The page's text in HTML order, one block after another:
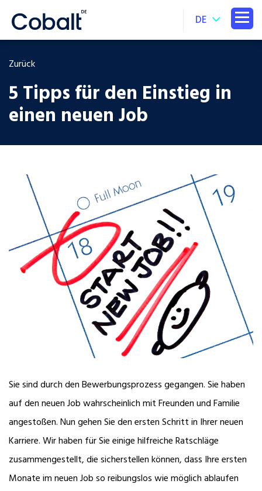
DE
Zurück
5 Tipps für den Einstieg in
einen neuen Job
Sie sind durch den Bewerbungsprozess gegangen. Sie haben
auf den neuen Job wahrscheinlich mit Freunden und Familie
angestoßen. Nun gehen Sie den ersten Schritt in Ihrer neuen
Karriere. Wir haben für Sie einige hilfreiche Ratschläge
zusammengestellt, die sicherstellen können, dass Ihre ersten
Monate im neuen Job so reibungslos wie möglich ablaufen